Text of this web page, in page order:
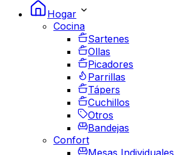
Hogar
Cocina
Sartenes
Ollas
Picadores
Parrillas
Tápers
Cuchillos
Otros
Bandejas
Confort
Mesas Individuales